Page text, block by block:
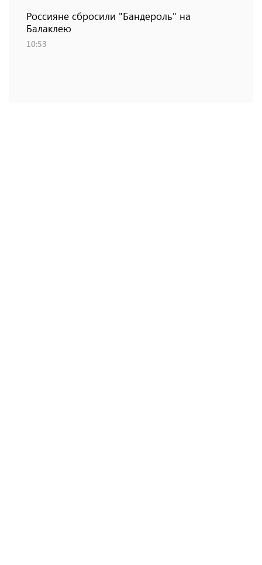
Россияне сбросили "Бандероль" на
Балаклею
10:53